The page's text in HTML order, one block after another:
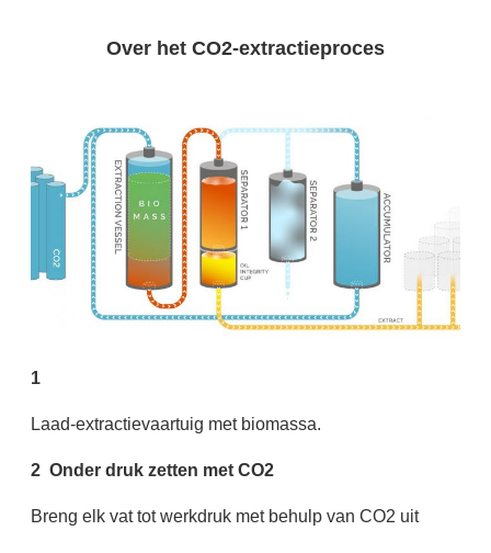
Over het CO2-extractieproces
1
Laad-extractievaartuig met biomassa.
2 ️ Onder druk zetten met CO2
Breng elk vat tot werkdruk met behulp van CO2 uit